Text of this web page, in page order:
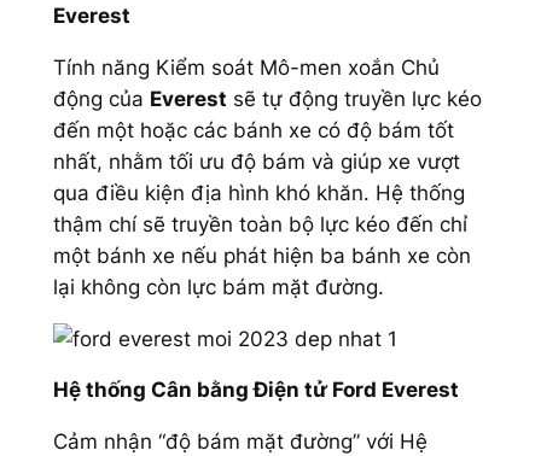
Everest
Tính năng Kiểm soát Mô-men xoắn Chủ
động của Everest sẽ tự động truyền lực kéo
đến một hoặc các bánh xe có độ bám tốt
nhất, nhằm tối ưu độ bám và giúp xe vượt
qua điều kiện địa hình khó khăn. Hệ thống
thậm chí sẽ truyền toàn bộ lực kéo đến chỉ
một bánh xe nếu phát hiện ba bánh xe còn
lại không còn lực bám mặt đường.
Hệ thống Cân bằng Điện tử Ford Everest
Cảm nhận “độ bám mặt đường” với Hệ